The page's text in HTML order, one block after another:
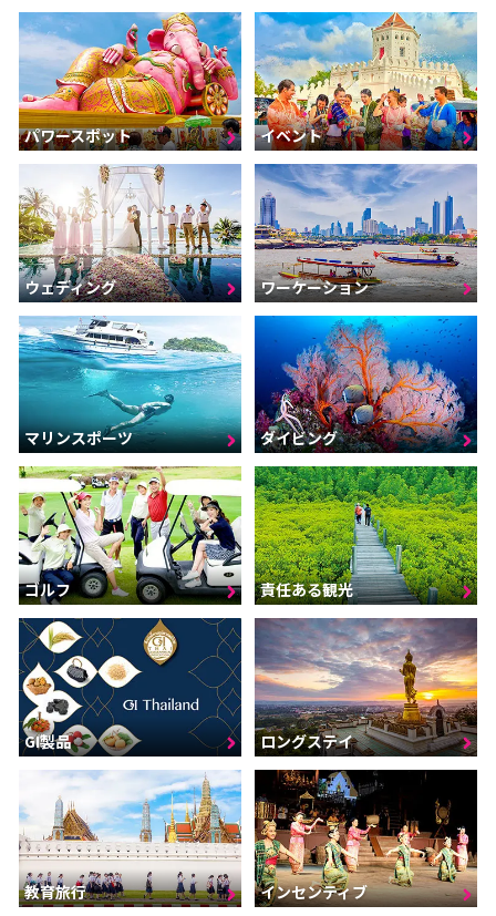
パワースポット イベント
ウェディング ワーケーション
マリンスポーツ ダイビング
ゴルフ 責任ある観光
GI製品 ロングステイ
教育旅行 インセンティブ